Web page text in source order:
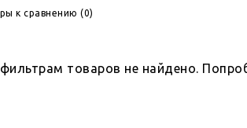
к сравнению (0)
товаров не найдено.